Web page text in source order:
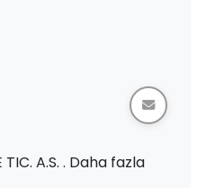
A.S. . Daha fazla